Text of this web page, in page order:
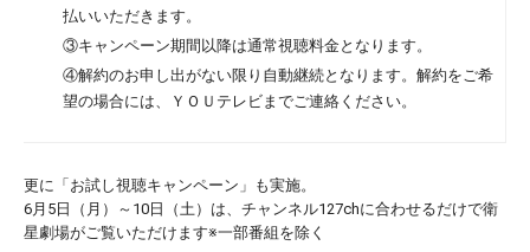
払いいただきます。
③キャンペーン期間以降は通常視聴料金となります。
④解約のお申し出がない限り自動継続となります。解約をご希
望の場合には、ＹＯＵテレビまでご連絡ください。
更に「お試し視聴キャンペーン」も実施。
6月5日（月）～10日（土）は、チャンネル127chに合わせるだけで衛
星劇場がご覧いただけます※一部番組を除く